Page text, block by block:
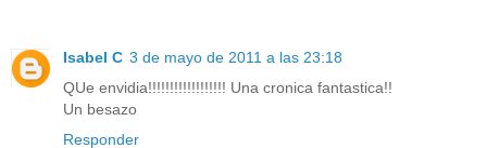
Isabel C 3 de mayo de 2011 a las 23:18
QUe envidia!!!!!!!!!!!!!!!!!! Una cronica fantastica!!
Un besazo
Responder